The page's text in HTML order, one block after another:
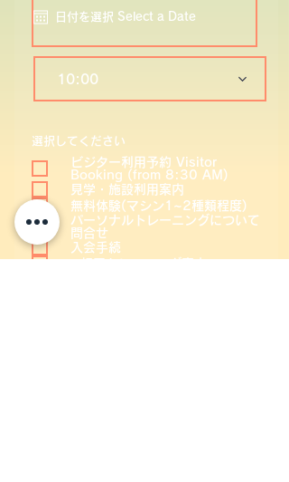
10:00
選択してください
ビジター利用予約 Visitor
Booking (from 8:30 AM)
見学・施設利用案内
無料体験(マシン1~2種類程度)
パーソナルトレーニングについて
問合せ
入会手続